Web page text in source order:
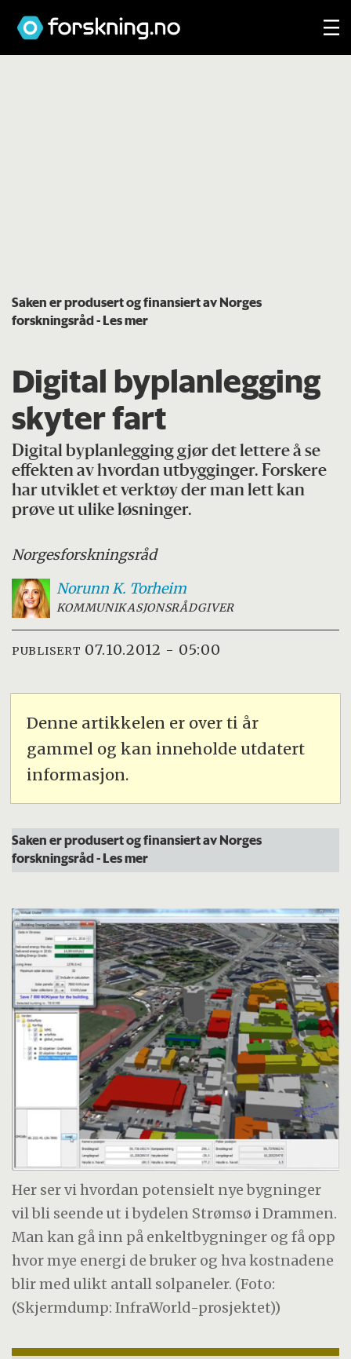
Saken er produsert og finansiert av Norges
forskningsråd- Les mer
Digital byplanlegging
skyter fart
Digital byplanlegging gjør det lettere å se
effekten av hvordan utbygginger. Forskere
har utviklet et verktøy der man lett kan
prøve ut ulike løsninger.
Norgesforskningsråd
Norunn K. Torheim
KOMMUNIKASJONSRÅDGIVER
PUBLISERT 07.10.2012 - 05:00
Denne artikkelen er over ti år
gammel og kan inneholde utdatert
informasjon.
Saken er produsert og finansiert av Norges
forskningsråd- Les mer
Her ser vi hvordan potensielt nye bygninger
vil bli seende ut i bydelen Strømsø i Drammen.
Man kan gå inn på enkeltbygninger og få opp
hvor mye energi de bruker og hva kostnadene
blir med ulikt antall solpaneler. (Foto:
(Skjermdump: InfraWorld-prosjektet))